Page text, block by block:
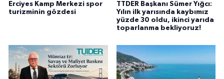
Erciyes Kamp Merkezi spor
turizminin gözdesi
TTDER Başkanı Sümer Yığcı:
Yılın ilk yarısında kaybımız
yüzde 30 oldu, ikinci yarıda
toparlanma bekliyoruz!